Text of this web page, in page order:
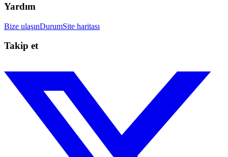
Yardım
Bize ulaşınDurumSite haritası
Takip et